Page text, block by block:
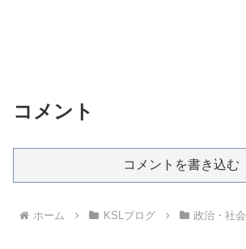
コメント
コメントを書き込む
ホーム KSLブログ 政治・社会